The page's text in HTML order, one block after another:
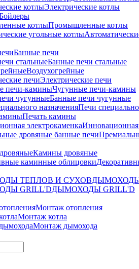
Электрические котлы
Промышленные котлы
Банные печи
Банные печи стальные
Воздухогрейные
Электрические печи
Чугунные печи-камины
Банные печи чугунные
Печи
Печать камины
Инновационная
Камины дровяные
ДЫМОХОДЫ GRILL'D
Монтаж отопления
Монтаж котла
Монтаж дымохода